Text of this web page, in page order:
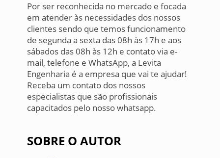
Por ser reconhecida no mercado e focada
em atender às necessidades dos nossos
clientes sendo que temos funcionamento
de segunda a sexta das 08h às 17h e aos
sábados das 08h às 12h e contato via e-
mail, telefone e WhatsApp, a Levita
Engenharia é a empresa que vai te ajudar!
Receba um contato dos nossos
especialistas que são profissionais
capacitados pelo nosso whatsapp.
SOBRE O AUTOR